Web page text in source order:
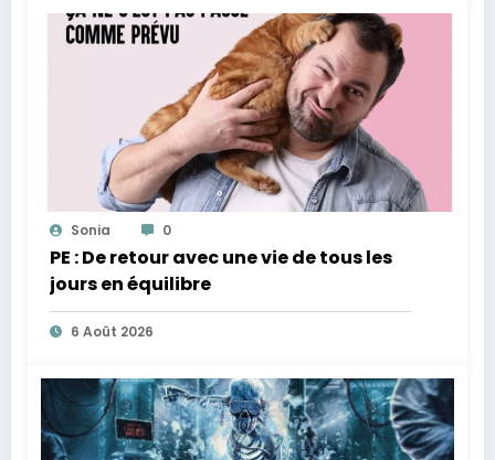
Sonia 0
PE : De retour avec une vie de tous les
jours en équilibre
6 Août 2026